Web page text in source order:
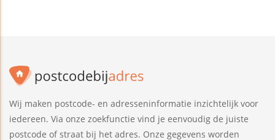
Wij maken postcode- en adresseninformatie inzichtelijk voor
iedereen. Via onze zoekfunctie vind je eenvoudig de juiste
postcode of straat bij het adres. Onze gegevens worden